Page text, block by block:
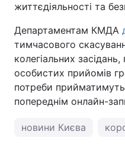
життєдіяльності та
Департаментам КМДА
тимчасового
колегіальних
особистих прийомів
потреби
попереднім онлайн-
новини Києва